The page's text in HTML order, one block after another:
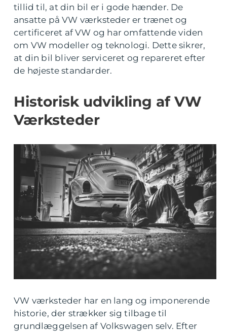
tillid til, at din bil er i gode hænder. De
ansatte på VW værksteder er trænet og
certificeret af VW og har omfattende viden
om VW modeller og teknologi. Dette sikrer,
at din bil bliver serviceret og repareret efter
de højeste standarder.
Historisk udvikling af VW
Værksteder
VW værksteder har en lang og imponerende
historie, der strækker sig tilbage til
grundlæggelsen af Volkswagen selv. Efter